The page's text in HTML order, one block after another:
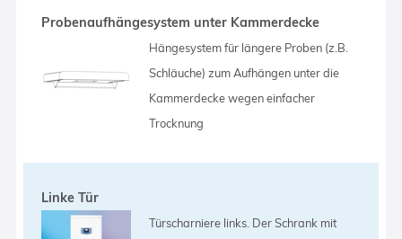
Probenaufhängesystem unter Kammerdecke
Hängesystem für längere Proben (z.B.
Schläuche) zum Aufhängen unter die
Kammerdecke wegen einfacher
Trocknung
Linke Tür
Türscharniere links. Der Schrank mit